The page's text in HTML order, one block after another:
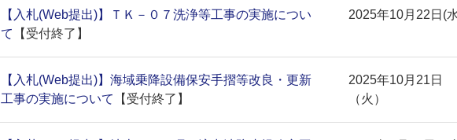
【入札(Web提出)】ＴＫ－０７洗浄等工事の実施につい
て
【受付終了】
2025年10月22日(
【入札(Web提出)】海域乗降設備保安手摺等改良・更新
工事の実施について
【受付終了】
2025年10月21日
（火）